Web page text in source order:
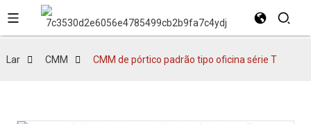
Lar CMM CMM de pórtico padrão tipo oficina série T